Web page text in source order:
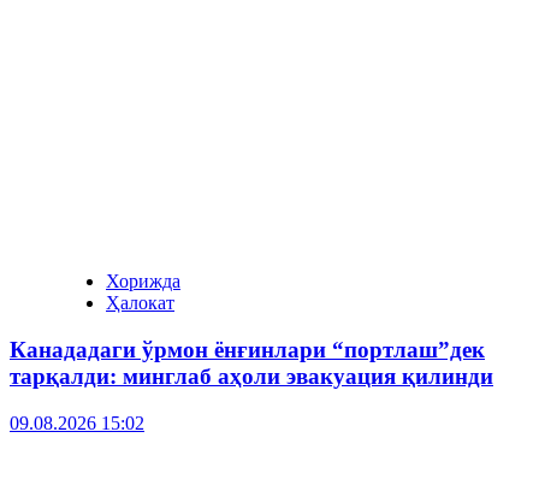
Хорижда
Ҳалокат
Канададаги ўрмон ёнғинлари “портлаш”дек
тарқалди: минглаб аҳоли эвакуация қилинди
09.08.2026 15:02